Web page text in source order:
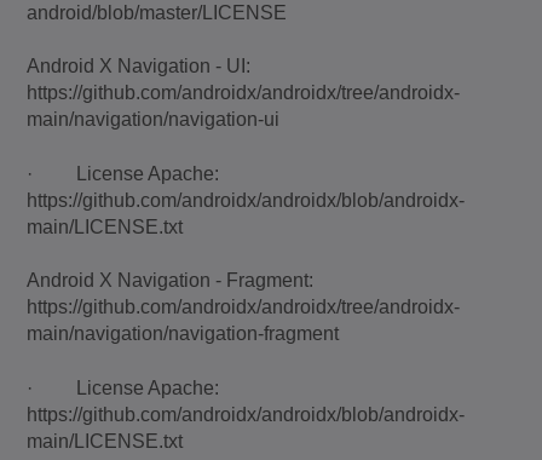
android/blob/master/LICENSE
Android X Navigation - UI:
https://github.com/androidx/androidx/tree/androidx-
main/navigation/navigation-ui
· License Apache:
https://github.com/androidx/androidx/blob/androidx-
main/LICENSE.txt
Android X Navigation - Fragment:
https://github.com/androidx/androidx/tree/androidx-
main/navigation/navigation-fragment
· License Apache:
https://github.com/androidx/androidx/blob/androidx-
main/LICENSE.txt